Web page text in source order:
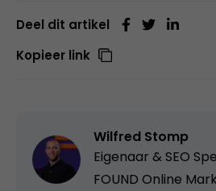
Deel dit artikel
Kopieer link
Wilfred Stomp
Eigenaar & SEO
FOUND Online